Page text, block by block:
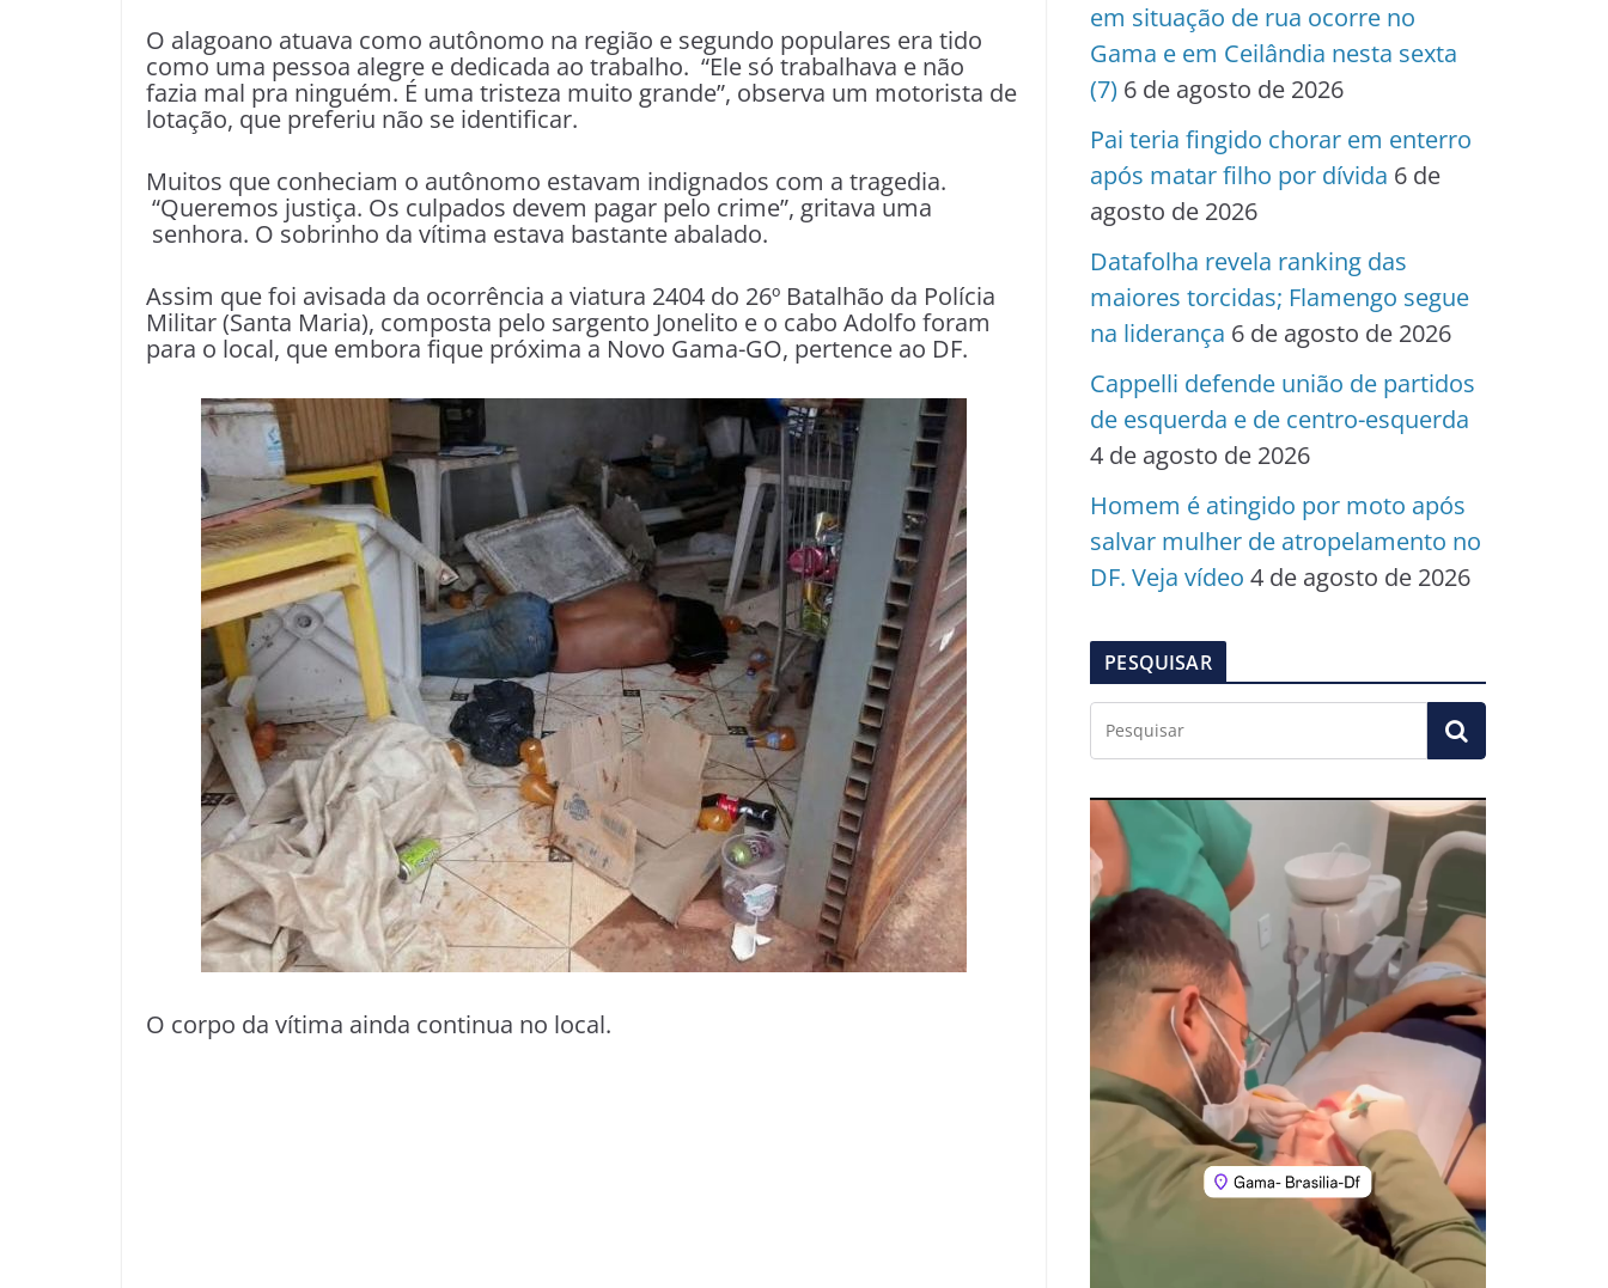
O alagoano atuava como autônomo na região e segundo populares era tido
como uma pessoa alegre e dedicada ao trabalho. “Ele só trabalhava e não
fazia mal pra ninguém. É uma tristeza muito grande”, observa um motorista de
lotação, que preferiu não se identificar.
Muitos que conheciam o autônomo estavam indignados com a tragedia.
“Queremos justiça. Os culpados devem pagar pelo crime”, gritava uma
senhora. O sobrinho da vítima estava bastante abalado.
Assim que foi avisada da ocorrência a viatura 2404 do 26º Batalhão da Polícia
Militar (Santa Maria), composta pelo sargento Jonelito e o cabo Adolfo foram
para o local, que embora fique próxima a Novo Gama-GO, pertence ao DF.
O corpo da vítima ainda continua no local.
em situação de rua ocorre no
Gama e em Ceilândia nesta sexta
(7) 6 de agosto de 2026
Pai teria fingido chorar em enterro
após matar filho por dívida 6 de
agosto de 2026
Datafolha revela ranking das
maiores torcidas; Flamengo segue
na liderança 6 de agosto de 2026
Cappelli defende união de partidos
de esquerda e de centro-esquerda
4 de agosto de 2026
Homem é atingido por moto após
salvar mulher de atropelamento no
DF. Veja vídeo 4 de agosto de 2026
PESQUISAR